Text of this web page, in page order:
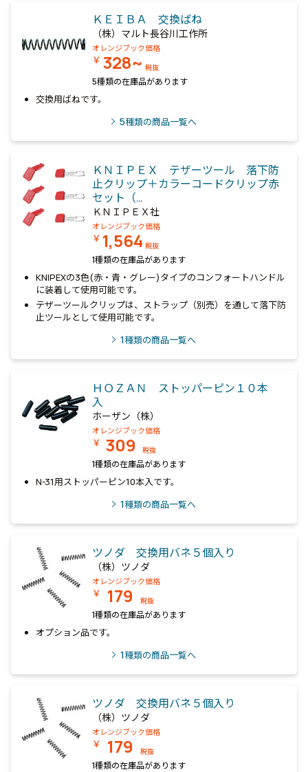
ＫＥＩＢＡ 交換ばね
（株）マルト長谷川工作所
オレンジブック価格
￥ 328~ 税抜
5種類の在庫品があります
交換用ばねです。
5種類の商品一覧へ
ＫＮＩＰＥＸ テザーツール 落下防
止クリップ＋カラーコードクリップ赤
セット（…
ＫＮＩＰＥＸ社
オレンジブック価格
￥ 1,564 税抜
1種類の在庫品があります
KNIPEXの3色(赤・青・グレー)タイプのコンフォートハンドル
に装着して使用可能です。
テザーツールクリップは、ストラップ（別売）を通して落下防
止ツールとして使用可能です。
1種類の商品一覧へ
ＨＯＺＡＮ ストッパーピン１０本
入
ホーザン（株）
オレンジブック価格
￥ 309 税抜
1種類の在庫品があります
N-31用ストッパーピン10本入です。
1種類の商品一覧へ
ツノダ 交換用バネ５個入り
（株）ツノダ
オレンジブック価格
￥ 179 税抜
1種類の在庫品があります
オプション品です。
1種類の商品一覧へ
ツノダ 交換用バネ５個入り
（株）ツノダ
オレンジブック価格
￥ 179 税抜
1種類の在庫品があります